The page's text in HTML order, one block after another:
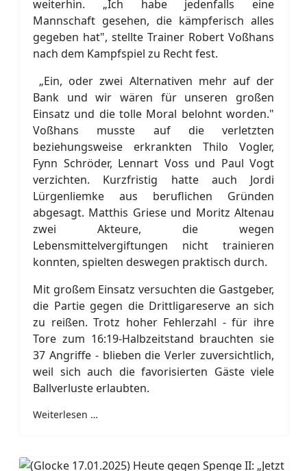
weiterhin. „Ich habe jedenfalls eine
Mannschaft gesehen, die kämpferisch alles
gegeben hat", stellte Trainer Robert Voßhans
nach dem Kampfspiel zu Recht fest.
„Ein, oder zwei Alternativen mehr auf der
Bank und wir wären für unseren großen
Einsatz und die tolle Moral belohnt worden."
Voßhans musste auf die verletzten
beziehungsweise erkrankten Thilo Vogler,
Fynn Schröder, Lennart Voss und Paul Vogt
verzichten. Kurzfristig hatte auch Jordi
Lürgenliemke aus beruflichen Gründen
abgesagt. Matthis Griese und Moritz Altenau
zwei Akteure, die wegen
Lebensmittelvergiftungen nicht trainieren
konnten, spielten deswegen praktisch durch.
Mit großem Einsatz versuchten die Gastgeber,
die Partie gegen die Drittligareserve an sich
zu reißen. Trotz hoher Fehlerzahl - für ihre
Tore zum 16:19-Halbzeitstand brauchten sie
37 Angriffe - blieben die Verler zuversichtlich,
weil sich auch die favorisierten Gäste viele
Ballverluste erlaubten.
Weiterlesen …